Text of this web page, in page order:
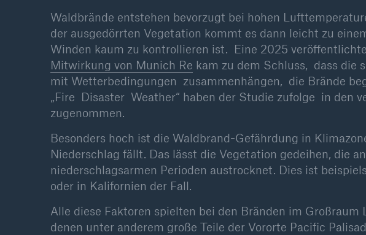
Waldbrände entstehen bevorzugt bei hohen
der ausgedörrten Vegetation kommt es dann leicht zu
Winden kaum zu kontrollieren ist. Eine 2025
Mitwirkung von Munich Re kam zu dem Schluss, dass die
mit Wetterbedingungen zusammenhängen, die Brände
„Fire Disaster Weather“ haben der Studie zufolge in den
zugenommen.
Besonders hoch ist die Waldbrand-Gefährdung in
Niederschlag fällt. Das lässt die Vegetation gedeihen, die
niederschlagsarmen Perioden austrocknet. Dies ist
oder in Kalifornien der Fall.
Alle diese Faktoren spielten bei den Bränden im Großraum
denen unter anderem große Teile der Vororte Pacific